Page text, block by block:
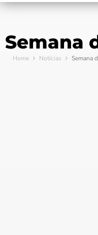
Semana
Home Notícias Semana